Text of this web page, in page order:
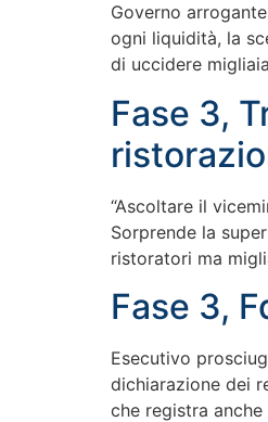
Governo
ogni liquidità, la
di uccidere
Fase 3,
“Ascoltare il
Sorprende la
ristoratori ma
Fase 3,
Esecutivo
dichiarazione dei
che registra